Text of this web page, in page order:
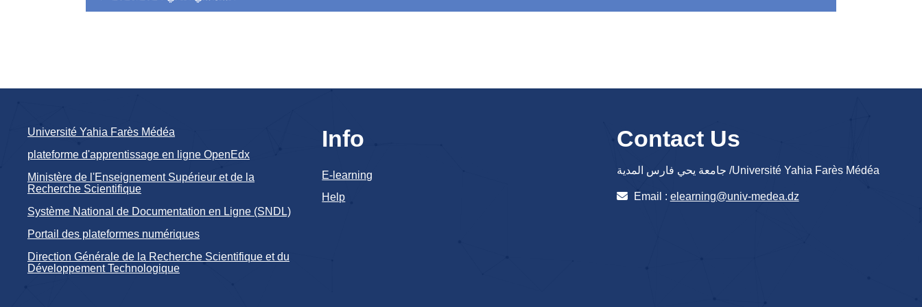
Université Yahia Farès Médéa
plateforme d'apprentissage en ligne OpenEdx
Ministère de l'Enseignement Supérieur et de la
Recherche Scientifique
Système National de Documentation en Ligne (SNDL)
Portail des plateformes numériques
Direction Générale de la Recherche Scientifique et du
Développement Technologique
Info
E-learning
Help
Contact Us
جامعة يحي فارس المدية /Université Yahia Farès Médéa
Email : elearning@univ-medea.dz